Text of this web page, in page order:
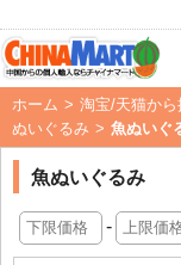
ホーム > 淘宝/天猫から
ぬいぐるみ > 魚ぬいぐ
魚ぬいぐるみ
-